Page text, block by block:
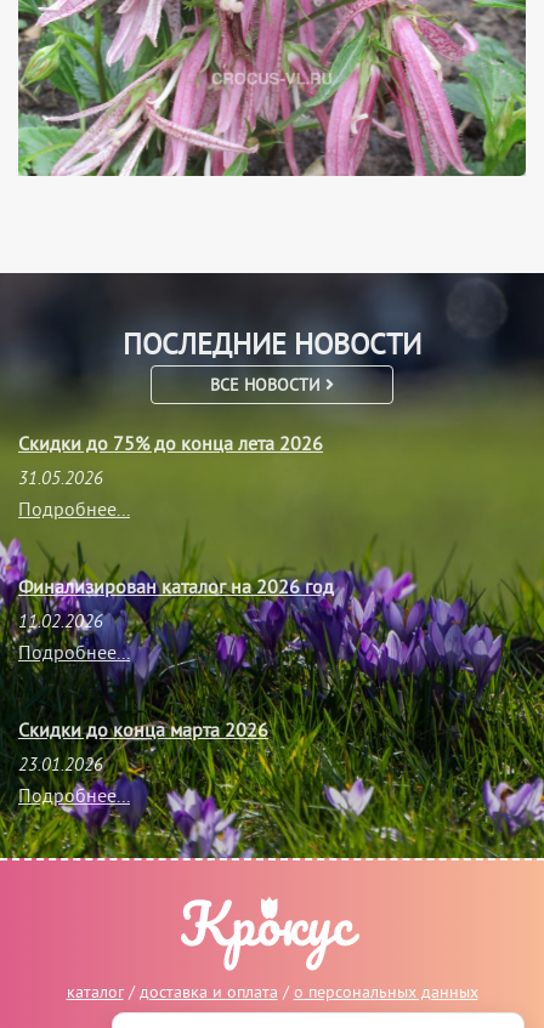
ПОСЛЕДНИЕ НОВОСТИ
ВСЕ НОВОСТИ
Скидки до 75% до конца лета 2026
31.05.2026
Подробнее...
Финализирован каталог на 2026 год
11.02.2026
Подробнее...
Скидки до конца марта 2026
23.01.2026
Подробнее...
каталог /доставка и оплата /о персональных данных